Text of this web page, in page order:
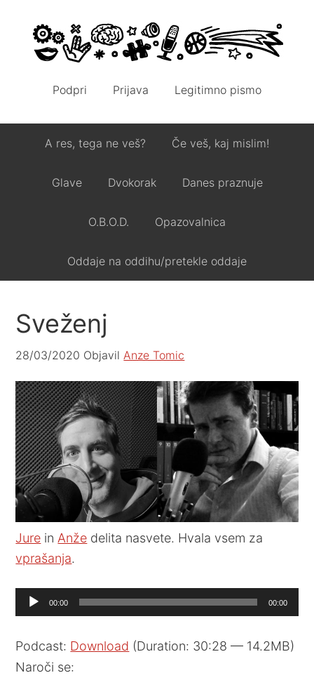
Podpri Prijava Legitimno pismo
A res, tega ne veš? Če veš, kaj mislim!
Glave Dvokorak Danes praznuje
O.B.O.D. Opazovalnica
Oddaje na oddihu/pretekle oddaje
Sveženj
28/03/2020 ObjavilAnze Tomic
Jure in Anže delita nasvete. Hvala vsem za
vprašanja.
Audio
Player
00:00 00:00
Podcast: Download (Duration: 30:28 — 14.2MB)
Naroči se: